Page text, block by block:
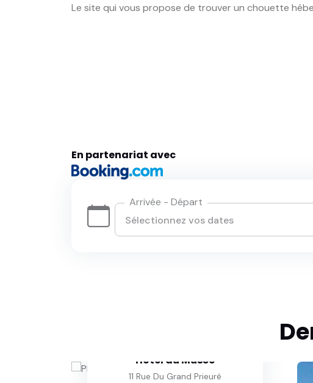
Le site qui vous propose de trouver un chouette
En partenariat avec
Arrivée - Départ
Hôtel du Musée
11 Rue Du Grand Prieuré